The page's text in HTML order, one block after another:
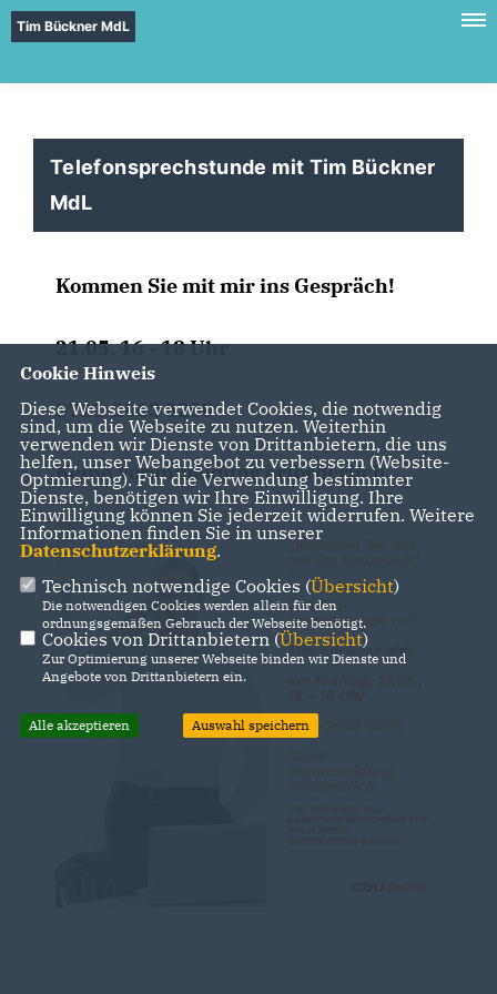
Tim Bückner MdL
Telefonsprechstunde mit Tim Bückner
MdL
Kommen Sie mit mir ins Gespräch!
21.05. 16 - 18 Uhr
0711-2063 8200
Keine Voranmeldung erforderlich
Cookie Hinweis
Diese Webseite verwendet Cookies, die notwendig
sind, um die Webseite zu nutzen. Weiterhin
verwenden wir Dienste von Drittanbietern, die uns
helfen, unser Webangebot zu verbessern (Website-
Optmierung). Für die Verwendung bestimmter
Dienste, benötigen wir Ihre Einwilligung. Ihre
Einwilligung können Sie jederzeit widerrufen. Weitere
Informationen finden Sie in unserer
Datenschutzerklärung.
Technisch notwendige Cookies (Übersicht)
Die notwendigen Cookies werden allein für den
ordnungsgemäßen Gebrauch der Webseite benötigt.
Cookies von Drittanbietern (Übersicht)
Zur Optimierung unserer Webseite binden wir Dienste und
Angebote von Drittanbietern ein.
Alle akzeptieren Auswahl speichern